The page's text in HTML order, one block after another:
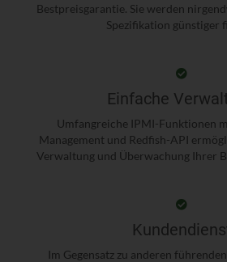
Bestpreisgarantie. Sie werden
Spezifikation günstiger
Einfache
Umfangreiche IPMI-Funktionen
Management und Redfish-API
Verwaltung und Überwachung Ihrer
Im Gegensatz zu anderen